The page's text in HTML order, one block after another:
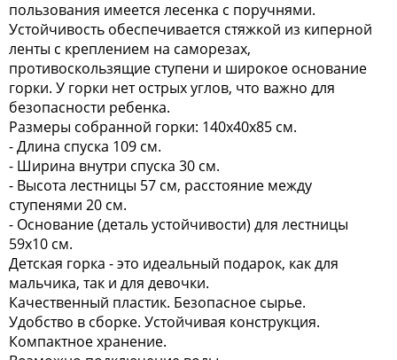
пользования имеется лесенка с поручнями.
Устойчивость обеспечивается стяжкой из киперной
ленты с креплением на саморезах,
противоскользящие ступени и широкое основание
горки. У горки нет острых углов, что важно для
безопасности ребенка.
Размеры собранной горки: 140x40x85 см.
- Длина спуска 109 см.
- Ширина внутри спуска 30 см.
- Высота лестницы 57 см, расстояние между
ступенями 20 см.
- Основание (деталь устойчивости) для лестницы
59x10 см.
Детская горка - это идеальный подарок, как для
мальчика, так и для девочки.
Качественный пластик. Безопасное сырье.
Удобство в сборке. Устойчивая конструкция.
Компактное хранение.